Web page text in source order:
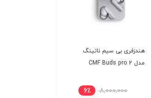
هندزفری بی سیم ناتینگ
مدل CMF Buds pro 2
8,000,000 6٪